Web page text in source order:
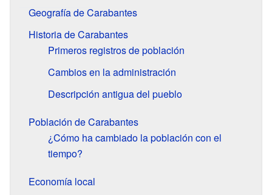
Geografía de Carabantes
Historia de Carabantes
Primeros registros de población
Cambios en la administración
Descripción antigua del pueblo
Población de Carabantes
¿Cómo ha cambiado la población con el
tiempo?
Economía local